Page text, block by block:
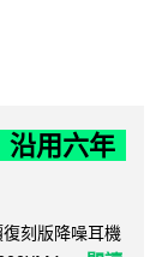
用六年
刻版降噪耳機